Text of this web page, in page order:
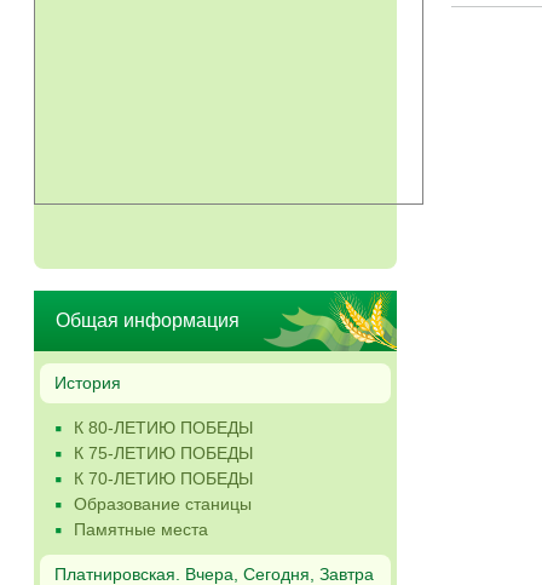
Общая информация
История
К 80-ЛЕТИЮ ПОБЕДЫ
К 75-ЛЕТИЮ ПОБЕДЫ
К 70-ЛЕТИЮ ПОБЕДЫ
Образование станицы
Памятные места
Платнировская. Вчера, Сегодня, Завтра